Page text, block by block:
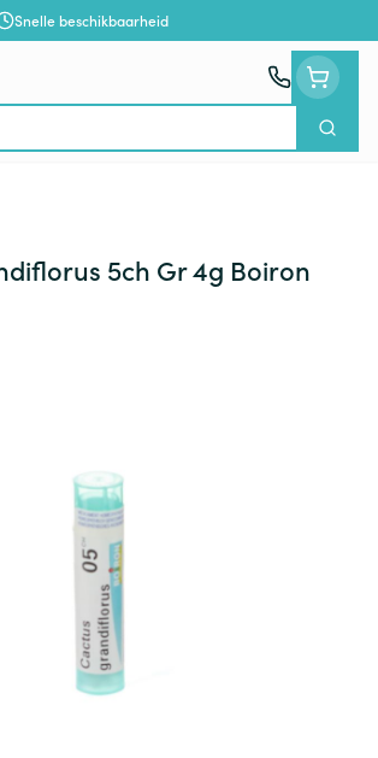
Snelle beschikbaarheid
Zoek
5ch Gr 4g Boiron